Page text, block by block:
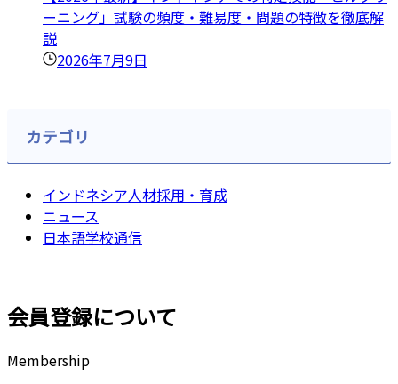
ーニング」試験の頻度・難易度・問題の特徴を徹底解
説
2026年7月9日
カテゴリ
インドネシア人材採用・育成
ニュース
日本語学校通信
会員登録について
Membership